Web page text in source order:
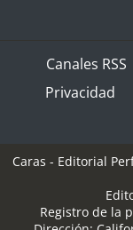
Canales RSS
Privacidad
Caras - Editorial
Registro de la